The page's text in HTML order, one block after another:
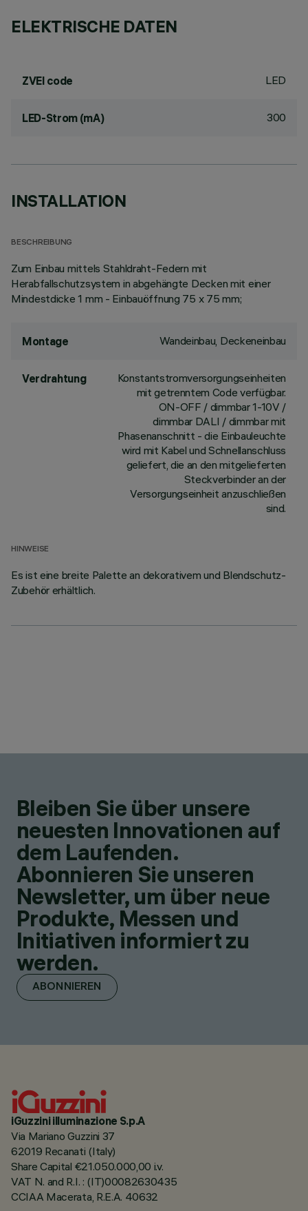
ELEKTRISCHE DATEN
ZVEI code LED
LED-Strom (mA) 300
INSTALLATION
BESCHREIBUNG
Zum Einbau mittels Stahldraht-Federn mit
Herabfallschutzsystem in abgehängte Decken mit einer
Mindestdicke 1 mm - Einbauöffnung 75 x 75 mm;
Montage Wandeinbau, Deckeneinbau
Verdrahtung
Konstantstromversorgungseinheiten
mit getrenntem Code verfügbar.
ON-OFF / dimmbar 1-10V /
dimmbar DALI / dimmbar mit
Phasenanschnitt - die Einbauleuchte
wird mit Kabel und Schnellanschluss
geliefert, die an den mitgelieferten
Steckverbinder an der
Versorgungseinheit anzuschließen
sind.
HINWEISE
Es ist eine breite Palette an dekorativem und Blendschutz-
Zubehör erhältlich.
Bleiben Sie über unsere
neuesten Innovationen auf
dem Laufenden.
Abonnieren Sie unseren
Newsletter, um über neue
Produkte, Messen und
Initiativen informiert zu
werden.
ABONNIEREN
iGuzzini illuminazione S.p.A
Via Mariano Guzzini 37
62019 Recanati (Italy)
Share Capital €21.050.000,00 i.v.
VAT N. and R.I. : (IT)00082630435
CCIAA Macerata, R.E.A. 40632